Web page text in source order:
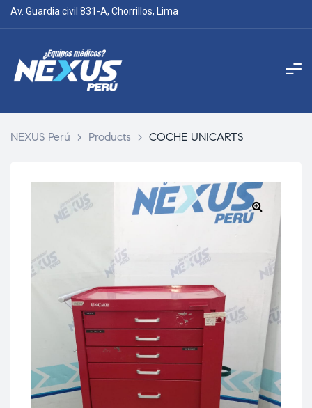
Av. Guardia civil 831-A, Chorrillos, Lima
NEXUS Perú > Products > COCHE UNICARTS